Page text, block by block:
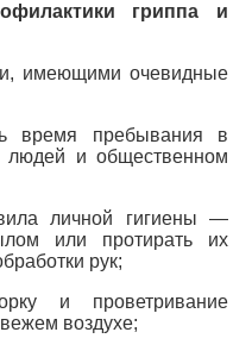
гриппа и
имеющими очевидные
время пребывания в
людей и общественном
личной гигиены —
или протирать их
рук;
и проветривание
воздухе;